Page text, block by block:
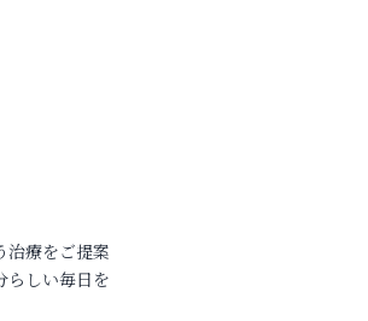
治療をご提案
らしい毎日を